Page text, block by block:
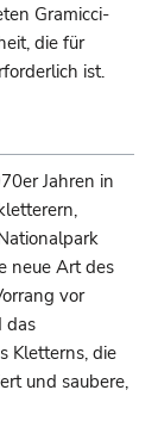
Gramicci-
die für
ist.
Jahren in
neue Art des
vor
das
Kletterns, die
und saubere,